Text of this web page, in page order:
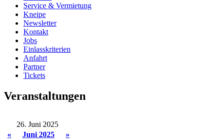
Service & Vermietung
Kneipe
Newsletter
Kontakt
Jobs
Einlasskriterien
Anfahrt
Partner
Tickets
Veranstaltungen
26. Juni 2025
«
Juni 2025
»